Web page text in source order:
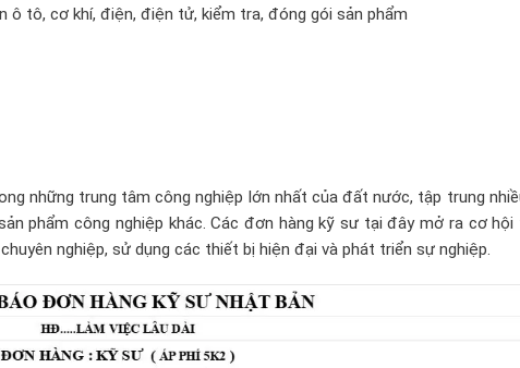
ô tô, cơ khí, điện, điện tử, kiểm tra, đóng gói sản phẩm
những trung tâm công nghiệp lớn nhất của đất nước, tập trung
phẩm công nghiệp khác. Các đơn hàng kỹ sư tại đây mở ra cơ hội
nghiệp, sử dụng các thiết bị hiện đại và phát triển sự nghiệp.